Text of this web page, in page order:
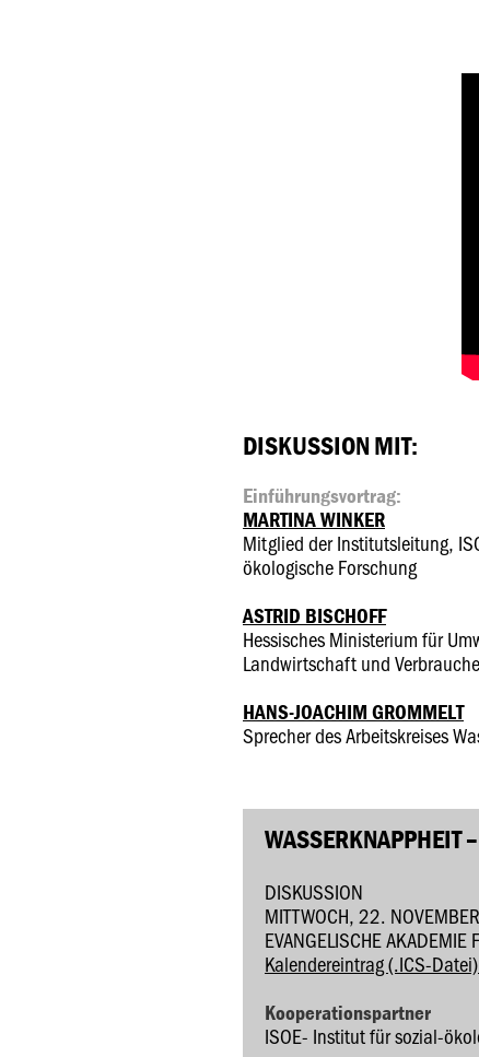
DISKUSSION MIT:
Einführungsvortrag:
MARTINA WINKER
Mitglied der Institutsleitung,
ökologische Forschung
ASTRID BISCHOFF
Hessisches Ministerium für
Landwirtschaft und
HANS-JOACHIM GROMMELT
Sprecher des Arbeitskreises
WASSERKNAPPHEIT
DISKUSSION
MITTWOCH, 22.
EVANGELISCHE
Kalendereintrag (.ICS-
Kooperationspartner
ISOE- Institut für sozial-